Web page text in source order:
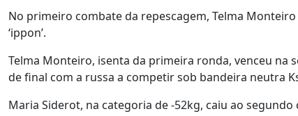
No primeiro combate da repescagem, Telma
‘ippon’.
Telma Monteiro, isenta da primeira ronda, venceu na
de final com a russa a competir sob bandeira neutra
Maria Siderot, na categoria de -52kg, caiu ao